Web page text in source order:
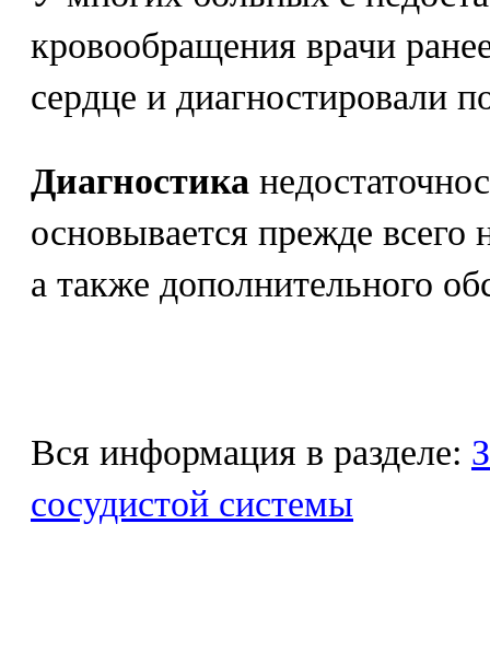
кровообращения врачи
сердце и диагностировали
Диагностика
основывается прежде всего
а также дополнительного
Вся информация в разделе:
сосудистой системы